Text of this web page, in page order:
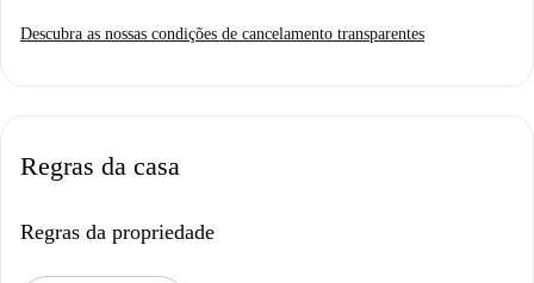
Descubra as nossas condições de cancelamento transparentes
Regras da casa
Regras da propriedade